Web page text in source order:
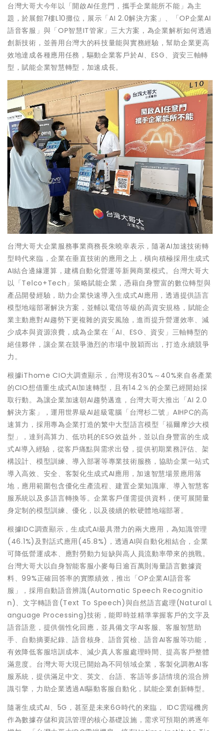
台灣大哥大今年以「開啟AI任意門，攜手企業能所不能」為主
題，於展館7樓L10攤位，展示「AI 2.0解決方案」、「OP企業AI
語音客服」與「OP智慧IT管家」三大方案，為企業解析如何透過
創新技術，並善用台灣大的科技量能與實務經驗，幫助企業更高
效地達成各種應用任務，驅動企業客戶於AI、ESG、資安三軸轉
型，賦能企業智慧轉型，加速成長。
台灣大哥大企業服務事業商務長朱曉幸表示，隨著AI加速技術轉
型時代來臨，企業在垂直技術的應用之上，橫向積極採用生成式
AI結合邊緣運算，建構自動化營運等新興商業模式。台灣大哥大
以「Telco+Tech」策略賦能企業，憑藉自身豐富的數位轉型與
產品開發經驗，助力企業快速導入生成式AI應用，透過提供語言
模型地端部署解決方案，並輔以電信等級的高資安規格，賦能企
業主動應對AI趨勢下更複雜的資安風險，進而提升營運效率、減
少成本與資源浪費，成為企業在「AI、ESG、資安」三軸轉型的
絕佳夥伴，讓企業在競爭激烈的市場中脫穎而出，打造永續競爭
力。
根據iThome CIO大調查顯示，台灣現有30%～40%來自各產業
的CIO想借重生成式AI加速轉型，且有14.2％的企業已經開始採
取行動。為讓企業加速朝AI趨勢邁進，台灣大哥大推出「AI 2.0
解決方案」，運用世界級AI超級電腦「台灣杉二號」AIHPC的高
速算力，採用專為企業打造的繁中大型語言模型「福爾摩沙大模
型」，達到高算力、低功耗的ESG效益外，並以自身豐富的生成
式AI導入經驗，從客戶痛點與需求出發，提供初期業務評估、架
構設計、模型訓練、導入部署等專業技術服務，協助企業一站式
導入高效、安全、客製化生成式AI應用，加速智慧場景應用落
地，應用範圍包含優化生產流程、建置企業知識庫、導入智慧客
服系統以及多語言轉換等。企業客戶僅需提供資料，便可展開量
身定制的模型訓練、優化，以及後續的軟硬體地端部署。
根據IDC調查顯示，生成式AI最具潛力的兩大應用，為知識管理
(46.1%)及對話式應用(45.8%)，透過AI與自動化相結合，企業
可降低營運成本、應對勞動力短缺與高人員流動率帶來的挑戰。
台灣大哥大以自身智能客服小麥每日逾百萬則海量語言數據資
料、99%正確回答率的實際績效，推出「OP企業AI語音客
服」，採用自動語音辨識(Automatic Speech Recognitio
n)、文字轉語音(Text To Speech)與自然語言處理(Natural L
anguage Processing)技術，能即時並精準掌握客戶的文字及
語音語意，提供個性化回應，並具備文字AI客服、客服智慧助
手、自動摘要紀錄、語音核身、語音質檢、語音AI客服等功能，
有效降低客服培訓成本、減少真人客服處理時間、提高客戶整體
滿意度。台灣大哥大現已開始為不同領域企業，客製化調教AI客
服系統，提供滿足中文、英文、台語、客語等多語情境的混合辨
識引擎，力助企業透過AI驅動客服自動化，賦能企業創新轉型。
隨著生成式AI、5G，甚至是未來6G時代的來臨， IDC雲端機房
作為數據存儲和資訊管理的核心基礎設施，需求可預期的將逐年